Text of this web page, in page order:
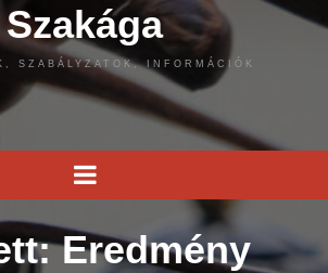
Szakága
SZABÁLYZATOK, INFORMÁCIÓK
Eredmény